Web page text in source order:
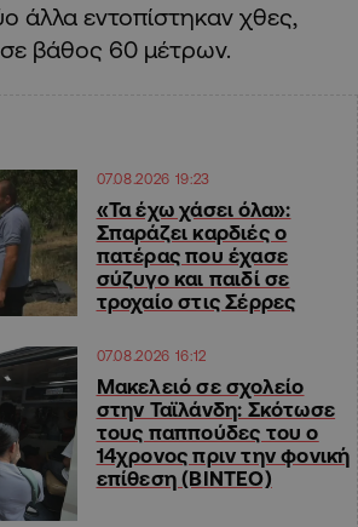
άλλα εντοπίστηκαν χθες,
σε βάθος 60 μέτρων.
07.08.2026 19:23
«Τα έχω χάσει όλα»:
Σπαράζει καρδιές ο
πατέρας που έχασε
σύζυγο και παιδί σε
τροχαίο στις Σέρρες
07.08.2026 16:12
Μακελειό σε σχολείο
στην Ταϊλάνδη: Σκότωσε
τους παππούδες του ο
14χρονος πριν την φονική
επίθεση (ΒΙΝΤΕΟ)